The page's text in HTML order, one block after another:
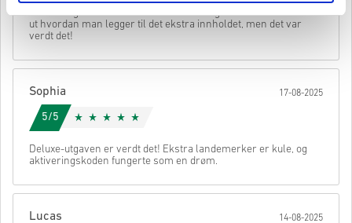
• Velg ønsket betalingsmetode
• Fullfør bestillingen
tilgang til koden din.
Deluxe-utgaven har noen kule ekstra ting. Det tok litt tid å finne
ut hvordan man legger til det ekstra innholdet, men det var
verdt det!
Sophia 17-08-2025
5/5
Deluxe-utgaven er verdt det! Ekstra landemerker er kule, og
aktiveringskoden fungerte som en drøm.
Lucas 14-08-2025